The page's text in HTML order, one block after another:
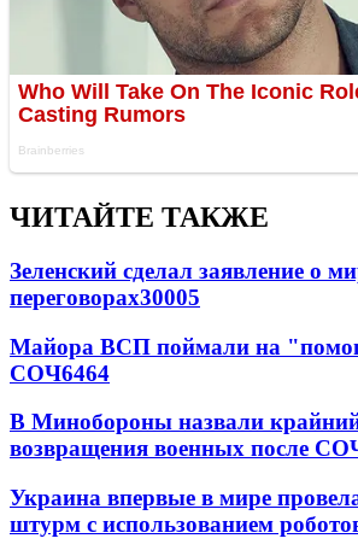
ЧИТАЙТЕ ТАКЖЕ
Зеленский сделал заявление о
переговорах30005
Майора ВСП поймали на
СОЧ6464
В Минобороны назвали
возвращения военных после
Украина впервые в мире
штурм с использованием